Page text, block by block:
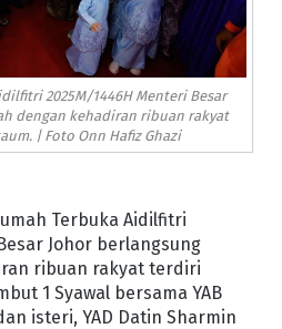
2025M/1446H Menteri Besar
dengan kehadiran ribuan rakyat
| Foto Onn Hafiz Ghazi
Terbuka Aidilfitri
Johor berlangsung
ribuan rakyat terdiri
1 Syawal bersama YAB
isteri, YAD Datin Sharmin